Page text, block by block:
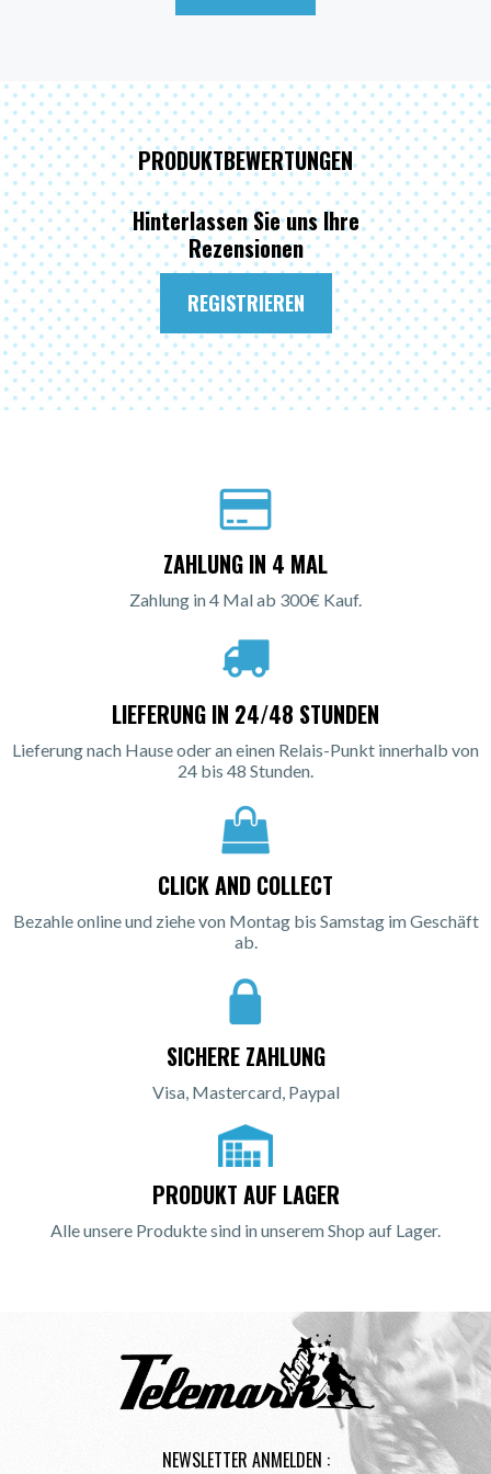
PRODUKTBEWERTUNGEN
Hinterlassen Sie uns Ihre
Rezensionen
REGISTRIEREN
ZAHLUNG IN 4 MAL
Zahlung in 4 Mal ab 300€ Kauf.
LIEFERUNG IN 24/48 STUNDEN
Lieferung nach Hause oder an einen Relais-Punkt innerhalb von
24 bis 48 Stunden.
CLICK AND COLLECT
Bezahle online und ziehe von Montag bis Samstag im Geschäft
ab.
SICHERE ZAHLUNG
Visa, Mastercard, Paypal
PRODUKT AUF LAGER
Alle unsere Produkte sind in unserem Shop auf Lager.
NEWSLETTER ANMELDEN :